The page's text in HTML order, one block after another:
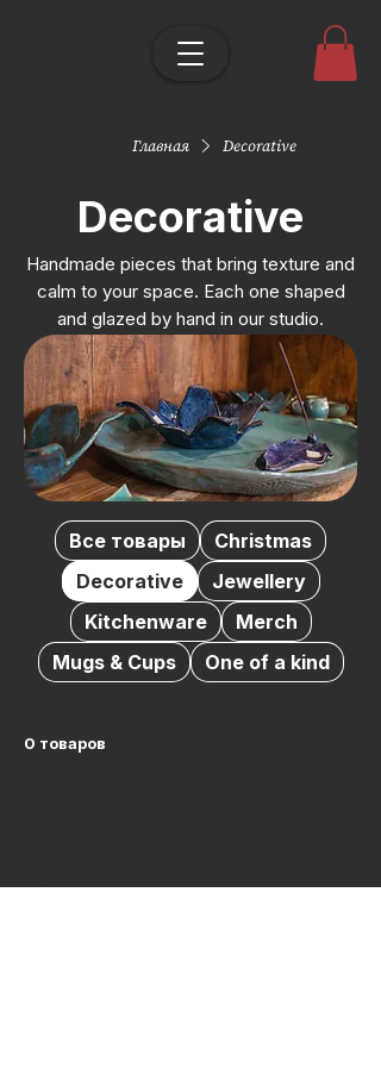
Главная Decorative
Decorative
Handmade pieces that bring texture and
calm to your space. Each one shaped
and glazed by hand in our studio.
Все товары
Christmas
Decorative
Jewellery
Kitchenware
Merch
Mugs & Cups
One of a kind
0 товаров
Здесь пока нет товаров...